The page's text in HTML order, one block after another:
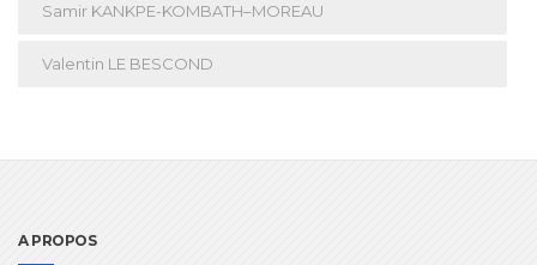
Samir KANKPE-KOMBATH–MOREAU
Valentin LE BESCOND
A PROPOS